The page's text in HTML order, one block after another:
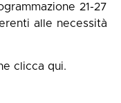
21-27
alle necessità
clicca qui.